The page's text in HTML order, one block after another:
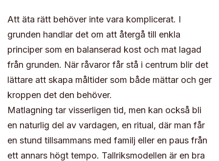
Att äta rätt behöver inte vara komplicerat. I
grunden handlar det om att återgå till enkla
principer som en balanserad kost och mat lagad
från grunden. När råvaror får stå i centrum blir det
lättare att skapa måltider som både mättar och ger
kroppen det den behöver.
Matlagning tar visserligen tid, men kan också bli
en naturlig del av vardagen, en ritual, där man får
en stund tillsammans med familj eller en paus från
ett annars högt tempo. Tallriksmodellen är en bra